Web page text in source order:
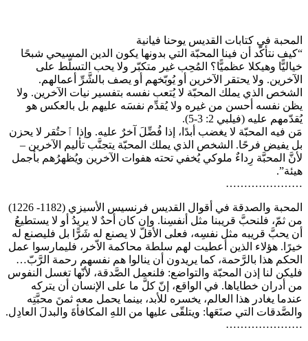
المحبة في كتابات القديس يوحنا فيانية
“كيف نتأكّد أن فينا المحبّة التي بدونها يكون الدين المسيحي شبحًا
خياليًّا وهيكلا عظميًّا؟ المُحِب غير متكبّر ولا يحب التسلّط على
الآخرين. ولا يحتقر الآخرين أو يُوبّخهم أو يصف بالشَّرِّ أعمالهم.
الشخص الذي يملك المحبّة لا يُتعب نفسه بتفسير نيات الآخرين. ولا
يظن نفسه أحسن من غيره ولا يُقدِّم نفسَه عليهم بل بالعكس هو
يُقدّمهم عليه (فيلبي 2: 3-5).
مَن فيه المحبّة لا يغضب أبدًا، إذا فُضِّلَ آخرٌ عليه. وإذا ٱحتُقر لا يحزن
بل يفيض فرحًا. الشخص الذي يملك المحبّة يتجنَّب تأليم الآخرين –
لأنَّ المحبَّة رِداءٌ ملوكي يُخفي تحته هفوات الآخرين ويُظهرُهم بأجمل
هيئة”.
…………………
المحبة والصدقة في أقوال القديس فرنسيس الأسيزي (1182- 1226)
من ثمّ، فلنحبَّ قريبنا مثل أنفسِنا. وإن كان أحدٌ لا يريدُ أو لا يستطيعُ
أن يحبَّ قريبه مثل نفسِه، فعلى الأقلّ لا يصنع له شَرًّا بل فليصنع له
خيرًا. هؤلاء الذين أعطيت لهم سلطة محاكمة الاّخر، فليمارسوا عمل
الحكم هذا بالرَّحمة، كما يريدون أن ينالوا هم نفسهم رحمة الرَّبّ…
فليكن لنا إذن المحبّة والتواضع: فلنعمل الصَّدقة، لأنّها تغسل النفوس
من أدران خطاياها. في الواقع، إنّ كلَّ ما على الإنسان أن يتركه
عندما يغادر هذا العالم، يخسره للأبد، بينما يحمل معه ثمنَ محبَّتِه
والصَّدقات التي صنَعَها: ويتلقّى عليها من اللهِ المكافأةَ والبدلَ العادِل.
…………………